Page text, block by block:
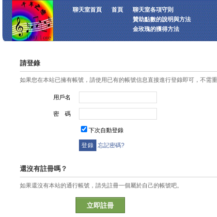
聊天室首頁 首頁
聊天室各項守則
贊助點數的說明與方法
金玫瑰的獲得方法
請登錄
如果您在本站已擁有帳號，請使用已有的帳號信息直接進行登錄即可，不需
用戶名
密 碼
下次自動登錄
忘記密碼?
還沒有註冊嗎？
如果還沒有本站的通行帳號，請先註冊一個屬於自己的帳號吧。
立即註冊